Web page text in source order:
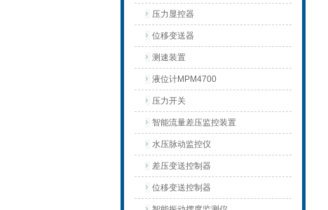
压力显控器
位移变送器
测速装置
液位计MPM4700
压力开关
智能流量差压监控装置
水压脉动监控仪
差压变送控制器
位移变送控制器